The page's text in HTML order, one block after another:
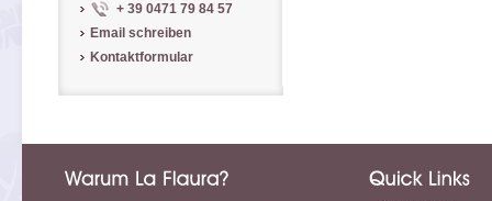
+ 39 0471 79 84 57
Email schreiben
Kontaktformular